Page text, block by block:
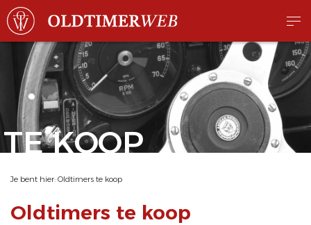
TE KOOP
Je bent hier: Oldtimers te koop
Oldtimers te koop